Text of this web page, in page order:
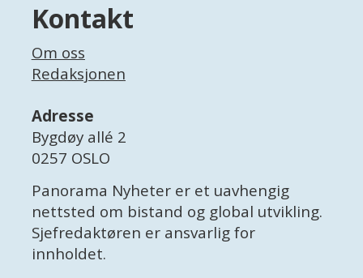
Kontakt
Om oss
Redaksjonen
Adresse
Bygdøy allé 2
0257 OSLO
Panorama Nyheter er et uavhengig
nettsted om bistand og global utvikling.
Sjefredaktøren er ansvarlig for
innholdet.